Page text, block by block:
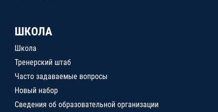
ШКОЛА
Школа
Тренерский штаб
Часто задаваемые вопросы
Новый набор
Сведения об образовательной организации